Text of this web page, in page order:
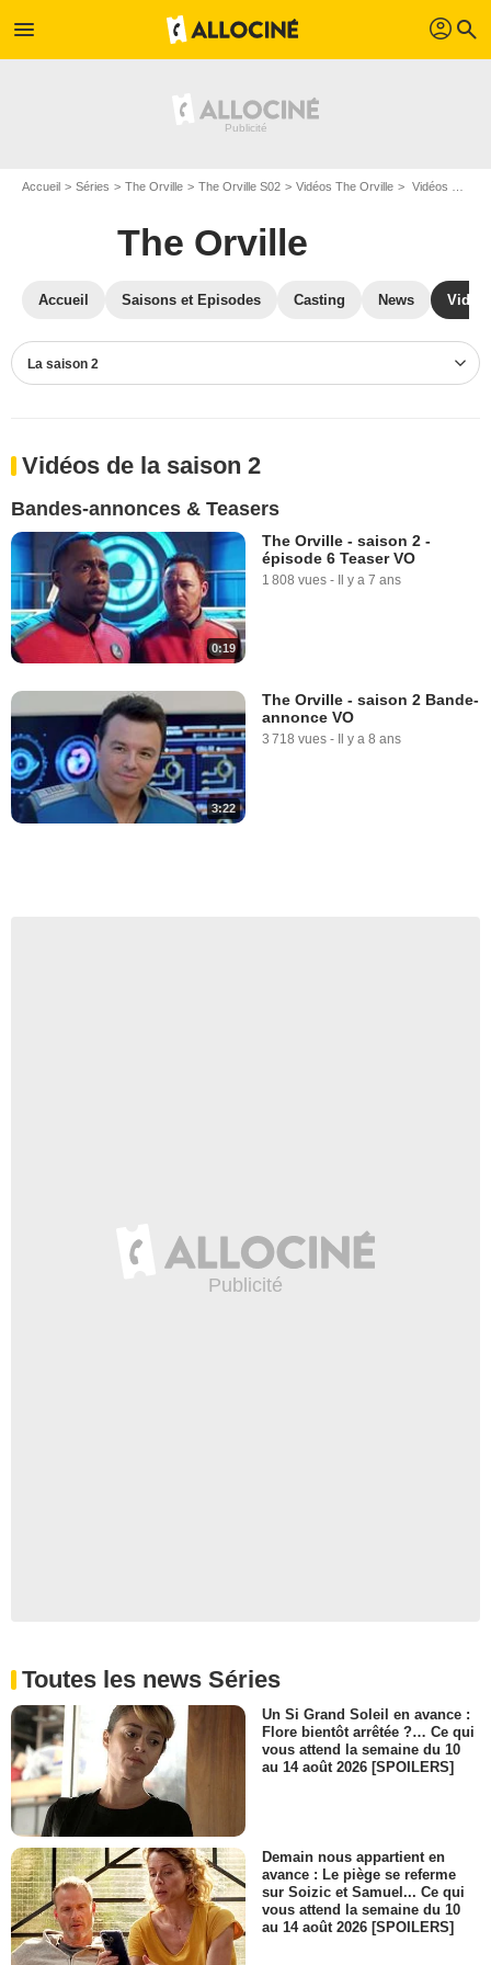
menu profil search
Accueil Séries The Orville The Orville S02 Vidéos The Orville Vidéos The Orville S02
The Orville
Accueil Saisons et Episodes Casting News
La saison 2
Vidéos de la saison 2
Bandes-annonces & Teasers
0:19
The Orville - saison 2 -
épisode 6 Teaser VO
1 808 vues - Il y a 7 ans
3:22
The Orville - saison 2 Bande-
annonce VO
3 718 vues - Il y a 8 ans
Toutes les news Séries
Un Si Grand Soleil en avance :
Flore bientôt arrêtée ?… Ce qui
vous attend la semaine du 10
au 14 août 2026 [SPOILERS]
Demain nous appartient en
avance : Le piège se referme
sur Soizic et Samuel... Ce qui
vous attend la semaine du 10
au 14 août 2026 [SPOILERS]